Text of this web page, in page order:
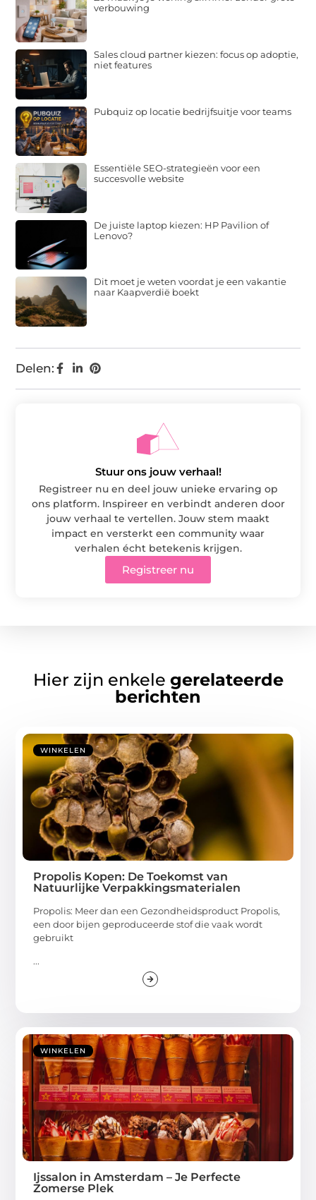
Delen:
verbouwing
Sales cloud partner kiezen: focus op adoptie,
niet features
Pubquiz op locatie bedrijfsuitje voor teams
Essentiële SEO-strategieën voor een
succesvolle website
De juiste laptop kiezen: HP Pavilion of
Lenovo?
Dit moet je weten voordat je een vakantie
naar Kaapverdië boekt
Stuur ons jouw verhaal!
Registreer nu en deel jouw unieke ervaring op
ons platform. Inspireer en verbindt anderen door
jouw verhaal te vertellen. Jouw stem maakt
impact en versterkt een community waar
verhalen écht betekenis krijgen.
Registreer nu
Hier zijn enkele gerelateerde
berichten
WINKELEN
Propolis Kopen: De Toekomst van
Natuurlijke Verpakkingsmaterialen
Propolis: Meer dan een Gezondheidsproduct Propolis,
een door bijen geproduceerde stof die vaak wordt
gebruikt
...
WINKELEN
Ijssalon in Amsterdam – Je Perfecte
Zomerse Plek